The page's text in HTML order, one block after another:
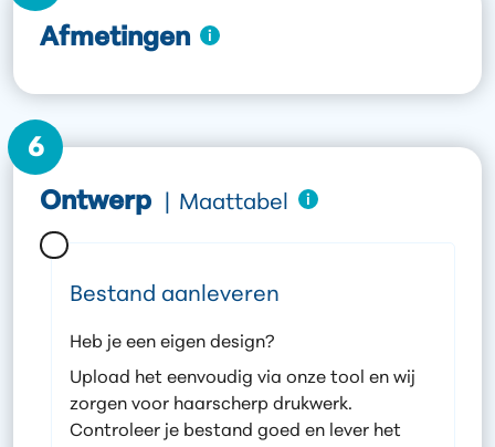
Afmetingen
6
Ontwerp
Maattabel
Bestand aanleveren
Heb je een eigen design?
Upload het eenvoudig via onze tool en wij
zorgen voor haarscherp drukwerk.
Controleer je bestand goed en lever het